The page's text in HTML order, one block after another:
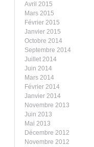
Avril 2015
Mars 2015
Février 2015
Janvier 2015
Octobre 2014
Septembre 2014
Juillet 2014
Juin 2014
Mars 2014
Février 2014
Janvier 2014
Novembre 2013
Juin 2013
Mai 2013
Décembre 2012
Novembre 2012